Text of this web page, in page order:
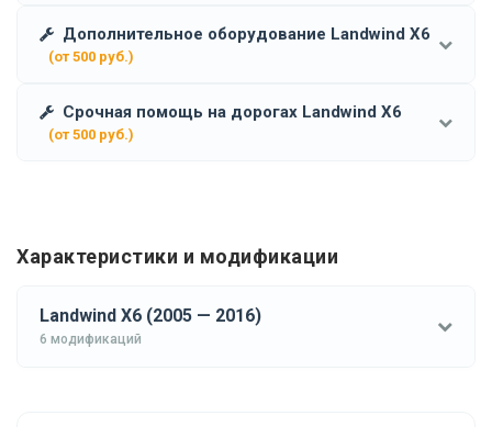
Дополнительное оборудование Landwind X6
(от 500 руб.)
Срочная помощь на дорогах Landwind X6
(от 500 руб.)
Характеристики и модификации
Landwind X6 (2005 — 2016)
6 модификаций